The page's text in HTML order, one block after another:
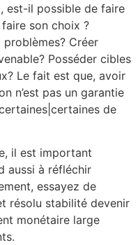
est-il possible de faire
son choix ?
Créer
Posséder cibles
Le fait est que, avoir
n’est pas un garantie
de
il est important
aussi à réfléchir
essayez de
résolu stabilité devenir
monétaire large